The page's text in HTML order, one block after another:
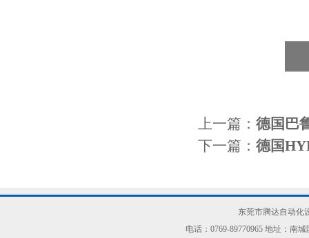
上一篇： 德国巴
下一篇： 德国
东莞市腾达自动化
电话：0769-89770965 地址：南